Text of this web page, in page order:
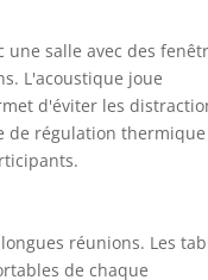
salle avec des
L'acoustique joue
d'éviter les
de régulation thermique
réunions. Les
de chaque